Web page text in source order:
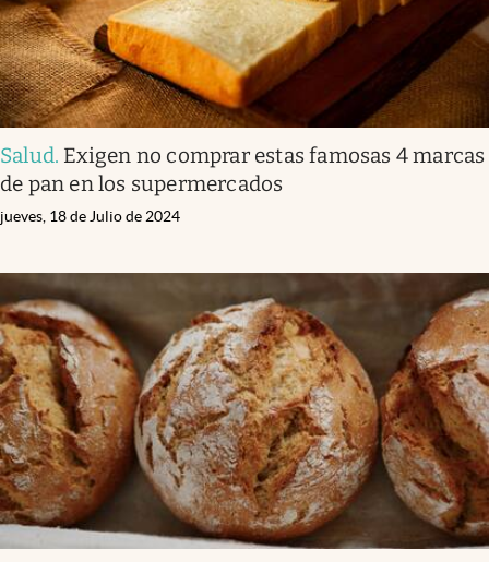
Salud. Exigen no comprar estas famosas 4 marcas
de pan en los supermercados
jueves, 18 de Julio de 2024